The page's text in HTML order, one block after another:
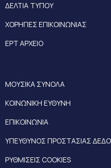
ΔΕΛΤΙΑ ΤΥΠΟΥ
ΧΟΡΗΓΙΕΣ ΕΠΙΚΟΙΝΩΝΙΑΣ
ΕΡΤ ΑΡΧΕΙΟ
ΜΟΥΣΙΚΑ ΣΥΝΟΛΑ
ΚΟΙΝΩΝΙΚΗ ΕΥΘΥΝΗ
ΕΠΙΚΟΙΝΩΝΙΑ
ΥΠΕΥΘΥΝΟΣ ΠΡΟΣΤΑΣΙΑΣ
ΡΥΘΜΙΣΕΙΣ COOKIES